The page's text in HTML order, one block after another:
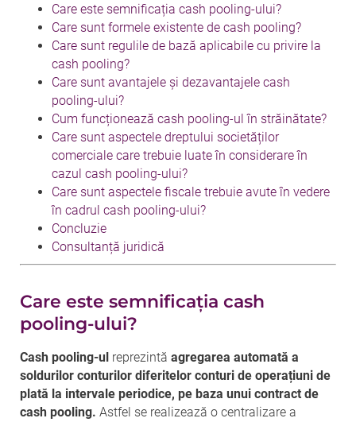
Care este semnificația cash pooling-ului?
Care sunt formele existente de cash pooling?
Care sunt regulile de bază aplicabile cu privire la
cash pooling?
Care sunt avantajele și dezavantajele cash
pooling-ului?
Cum funcționează cash pooling-ul în străinătate?
Care sunt aspectele dreptului societăților
comerciale care trebuie luate în considerare în
cazul cash pooling-ului?
Care sunt aspectele fiscale trebuie avute în vedere
în cadrul cash pooling-ului?
Concluzie
Consultanță juridică
Care este semnificația cash
pooling-ului?
Cash pooling-ul reprezintă agregarea automată a
soldurilor conturilor diferitelor conturi de operațiuni de
plată la intervale periodice, pe baza unui contract de
cash pooling. Astfel se realizează o centralizare a